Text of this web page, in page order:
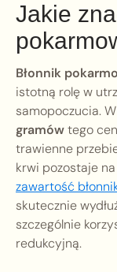
Jakie
Błonnik
istotną rolę w
samopoczucia.
gramówtego
trawienne
krwi pozostaje
zawartość
skutecznie
szczególnie
redukcyjną.